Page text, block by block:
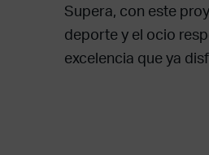
Supera, con este
deporte y el ocio
excelencia que ya